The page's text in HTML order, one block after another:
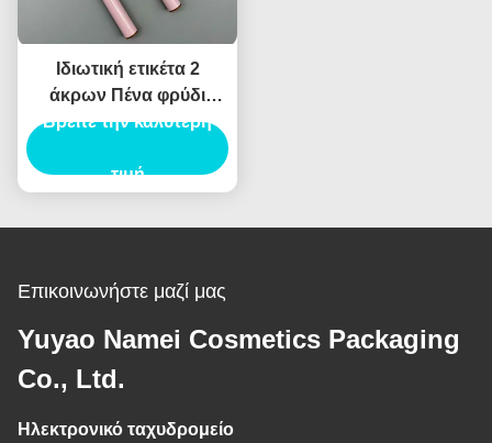
Ιδιωτική ετικέτα 2
άκρων Πένα φρύδι
Custom Tube Brow
Pomade Brow Pencil
Βρείτε την καλύτερη
τιμή
Επικοινωνήστε μαζί μας
Yuyao Namei Cosmetics Packaging
Co., Ltd.
Ηλεκτρονικό ταχυδρομείο